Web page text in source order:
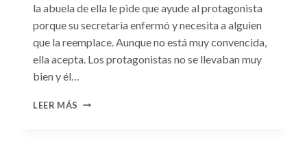
la abuela de ella le pide que ayude al protagonista
porque su secretaria enfermó y necesita a alguien
que la reemplace. Aunque no está muy convencida,
ella acepta. Los protagonistas no se llevaban muy
bien y él…
LEER MÁS CONSULTA